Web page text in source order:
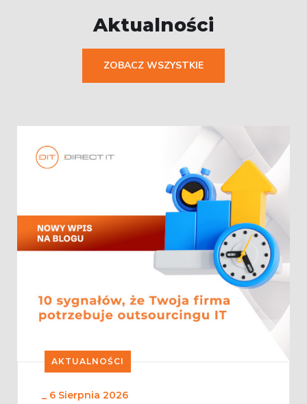
Aktualności
ZOBACZ WSZYSTKIE
AKTUALNOŚCI
_ 6 Sierpnia 2026